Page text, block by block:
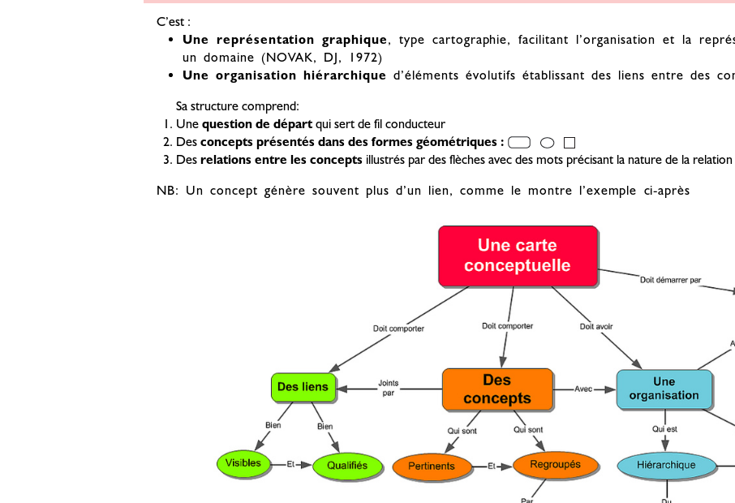
C’est :
Une représentation graphique, type cartographie, facilitant l’organisation et la
un domaine (NOVAK, DJ, 1972)
Une organisation hiérarchique d’éléments évolutifs établissant des liens entre des
Sa structure comprend:
Une question de départ qui sert de fil conducteur
Des concepts présentés dans des formes géométriques :
Des relations entre les concepts illustrés par des flèches avec des mots précisant la nature de la relation
NB: Un concept génère souvent plus d’un lien, comme le montre l’exemple ci-après